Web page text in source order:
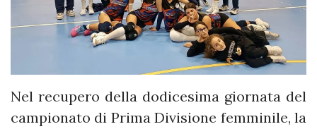
Nel recupero della dodicesima giornata del
campionato di Prima Divisione femminile, la